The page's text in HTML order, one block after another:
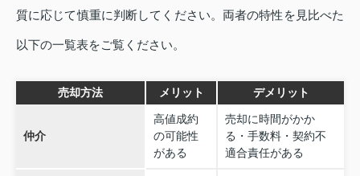
質に応じて慎重に判断してください。両者の特性を見比べた
以下の一覧表をご覧ください。
売却方法 メリット デメリット
仲介
高値成約
の可能性
がある
売却に時間がかか
る・手数料・契約不
適合責任がある